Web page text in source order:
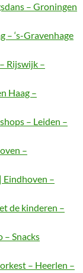
– Groningen
– ‘s-Gravenhage
Rijswijk –
Haag –
– Leiden –
–
Eindhoven –
de kinderen –
– Snacks
– Heerlen –